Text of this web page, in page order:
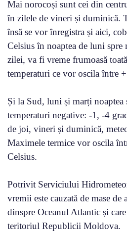
Mai norocoși sunt cei din
în zilele de vineri și duminică.
însă se vor înregistra și aici,
Celsius în noaptea de luni spre
zilei, va fi vreme frumoasă
temperaturi ce vor oscila între
Și la Sud, luni și marți noaptea
temperaturi negative: -1, -4
de joi, vineri și duminică,
Maximele termice vor oscila
Celsius.
Potrivit Serviciului
vremii este cauzată de mase de
dinspre Oceanul Atlantic și
teritoriul Republicii Moldova.